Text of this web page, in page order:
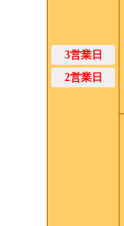
3営業日
2営業日